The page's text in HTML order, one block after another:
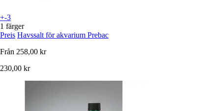
+-3
1 färger
Preis Havssalt för akvarium Prebac
Från 258,00 kr
230,00 kr